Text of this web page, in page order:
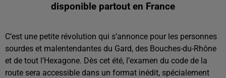
disponible partout en France
C’est une petite révolution qui s’annonce pour les personnes
sourdes et malentendantes du Gard, des Bouches-du-Rhône
et de tout l’Hexagone. Dès cet été, l’examen du code de la
route sera accessible dans un format inédit, spécialement